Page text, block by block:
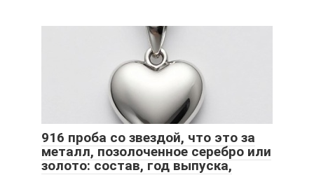
916 проба со звездой, что это за
металл, позолоченное серебро или
золото: состав, год выпуска,